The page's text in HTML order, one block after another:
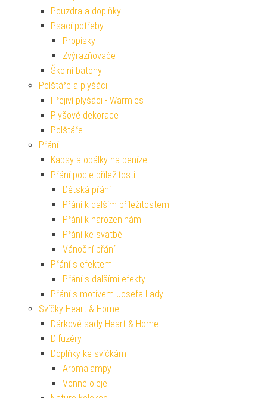
Pouzdra a doplňky
Psací potřeby
Propisky
Zvýrazňovače
Školní batohy
Polštáře a plyšáci
Hřejiví plyšáci - Warmies
Plyšové dekorace
Polštáře
Přání
Kapsy a obálky na peníze
Přání podle příležitosti
Dětská přání
Přání k dalším příležitostem
Přání k narozeninám
Přání ke svatbě
Vánoční přání
Přání s efektem
Přání s dalšími efekty
Přání s motivem Josefa Lady
Svíčky Heart & Home
Dárkové sady Heart & Home
Difuzéry
Doplňky ke svíčkám
Aromalampy
Vonné oleje